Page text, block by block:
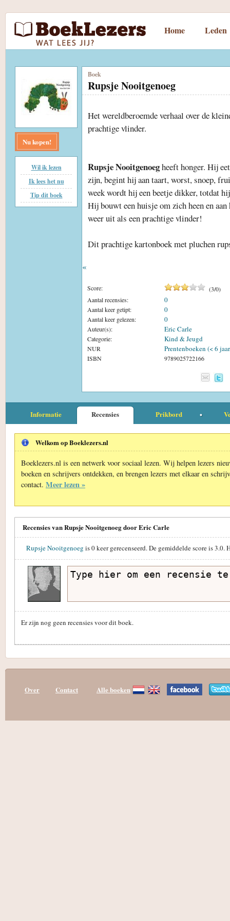
Home Leden
Nu kopen!
Wil ik lezen
Ik lees het nu
Tip dit boek
Boek
Rupsje Nooitgenoeg
Het wereldberoemde verhaal over de
prachtige vlinder.
Rupsje Nooitgenoegheeft honger. Hij
zijn, begint hij aan taart, worst, snoep,
week wordt hij een beetje dikker, totdat
Hij bouwt een huisje om zich heen en
weer uit als een prachtige vlinder!
Dit prachtige kartonboek met pluchen
«
Score: (3/0)
Aantal recensies:
0
Aantal keer getipt: 0
Aantal keer gelezen: 0
Auteur(s): Eric Carle
Categorie: Kind & Jeugd
NUR Prentenboeken (< 6
ISBN 9789025722166
Informatie Recensies Prikbord
Welkom op Boeklezers.nl
Boeklezers.nl is een netwerk voor sociaal lezen. Wij helpen lezers
boeken en schrijvers ontdekken, en brengen lezers met elkaar en
contact. Meer lezen »
Recensies van Rupsje Nooitgenoeg door Eric Carle
Rupsje Nooitgenoeg is0keer gerecenseerd. De gemiddelde score is3.0.
Er zijn nog geen recensies voor dit boek.
Over Contact Alle boeken